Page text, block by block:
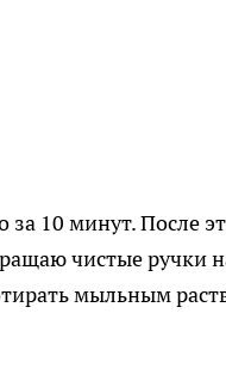
10 минут. После
чистые ручки
мыльным